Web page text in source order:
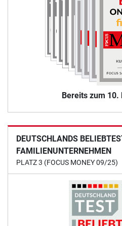
Bereits zum 10.
DEUTSCHLANDS
FAMILIENUNTERNEHMEN
PLATZ 3 (FOCUS MONEY 09/25)